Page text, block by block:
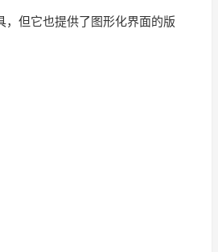
但它也提供了图形化界面的版